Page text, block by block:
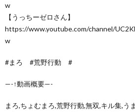
w
【うっちーゼロさん】
https://www.youtube.com/channel/
w
#まろ #荒野行動 #
—-↑動画概要—-
まろ,ちょむまろ,荒野行動,無双,キル集,う